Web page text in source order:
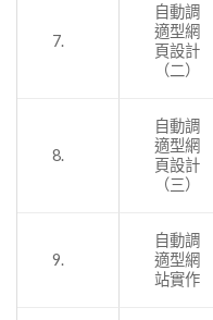
7.
自動調
適型網
頁設計
（二）
8.
自動調
適型網
頁設計
（三）
9.
自動調
適型網
站實作